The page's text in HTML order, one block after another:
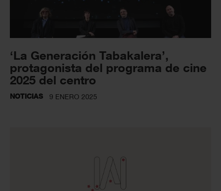
‘La Generación Tabakalera’,
protagonista del programa de cine
2025 del centro
NOTICIAS 9 ENERO 2025